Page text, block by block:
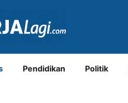
Pendidikan Politik